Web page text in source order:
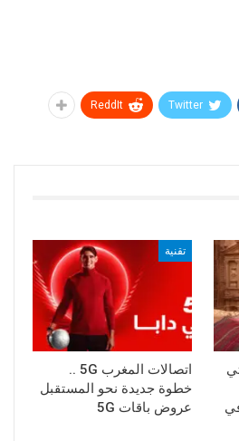
Twitter
ReddIt
تقنية
اتصالات المغرب 5G ..
خطوة جديدة نحو المستقبل
عروض باقات 5G